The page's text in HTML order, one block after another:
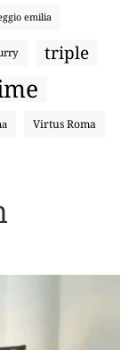
emilia
triple
Virtus Roma